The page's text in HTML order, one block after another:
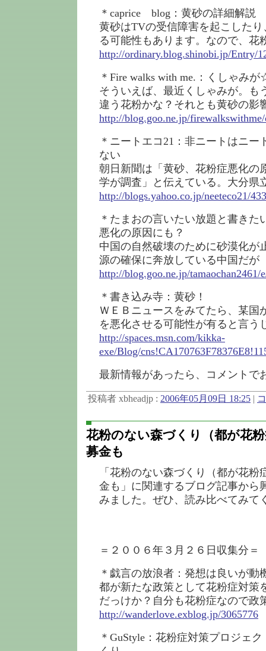
＊caprice blog：黄砂の詳細解説
黄砂はTVの受信障害を起こした
る可能性もあります。なので、花
http://ordinary.blog.shinobi.jp/Entry/
＊Fire walks with me.：くしゃみ
そういえば、最近くしゃみが。も
違う花粉かな？それとも黄砂の影
http://blog.goo.ne.jp/
＊ニートエコ21：非ニートはニー
ない
朝日新聞は「黄砂、花粉症悪化
学が調査」と伝えている。大分県
http://blogs.yahoo.co.jp/neeteco21/
＊たまおの言いたい放題と書きた
悪化の原因にも？
中国の自然破壊のために砂漠化が
源の確保に奔放している中国だが
http://blog.goo.ne.jp/tamaochan2461/
＊書き込み寺：黄砂！
ＷＥＢニュースをみてたら、某国
を悪化させる可能性が有ると言う
http://spaces.msn.com/kikka-
exe/Blog/
最新情報があったら、コメントで
投稿者 xbheadjp : 2006年05月09日 18:25 |
花粉のない森づくり（都が花
募金も
「花粉のない森づくり（都が花
金も」に関連するブログ記事から
みました。ぜひ、読み比べてみて
＝２００６年３月２６日収集分＝
＊戯言の放浪者：発想は良いが
都が新たな政策として花粉症対策
だっけか？自分も花粉症なので政
http://wanderlove.exblog.jp/3065776
＊GuStyle：花粉症対策プロジェ